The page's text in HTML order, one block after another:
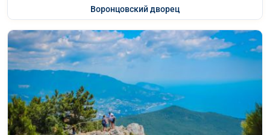
Воронцовский дворец